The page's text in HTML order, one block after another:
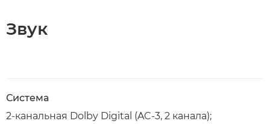
Звук
Система
2-канальная Dolby Digital (AC-3, 2 канала);